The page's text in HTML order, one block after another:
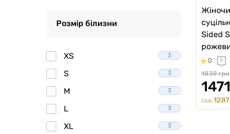
Розмір білизни
XS 3
S 3
M 3
L 3
XL 3
Sided
0 0
1839 грн
Club: